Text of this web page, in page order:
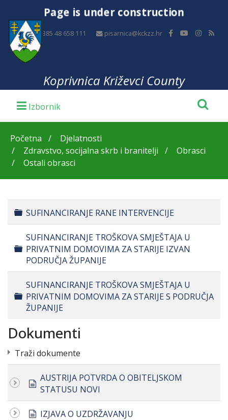
Page is under construction
+385 48 658 111 pisarnica@kckzz.hr
Koprivnica Križevci County
Početna
Djelatnosti
Zdravstvo, socijalna skrb i branitelji
Obrasci
Ostali obrasci
Folder
SUFINANCIRANJE RANE INTERVENCIJE
Folder
SUFINANCIRANJE TROŠKOVA SMJEŠTAJA U
PRIVATNIM DOMOVIMA ZA STARIJE IZVAN
PODRUČJA ŽUPANIJE
Folder
SUFINANCIRANJE TROŠKOVA SMJEŠTAJA U
PRIVATNIM DOMOVIMA ZA STARIJE S PODRUČJA
ŽUPANIJE
Dokumenti
Traži dokumente
document
AUSTRIJA POTVRDA O OBITELJSKOM
STATUSU NOVI
document
IZJAVA O UZDRŽAVANJU